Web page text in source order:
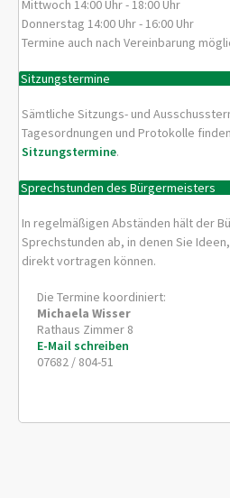
Mittwoch 14:00 Uhr - 18:00 Uhr
Donnerstag 14:00 Uhr - 16:00 Uhr
Termine auch nach Vereinbarung
Sitzungstermine
Sämtliche Sitzungs- und
Tagesordnungen und Protokolle
Sitzungstermine.
Sprechstunden des Bürgermeisters
In regelmäßigen Abständen hält der
Sprechstunden ab, in denen Sie
direkt vortragen können.
Die Termine koordiniert:
Michaela Wisser
Rathaus Zimmer 8
E-Mail schreiben
07682 / 804-51